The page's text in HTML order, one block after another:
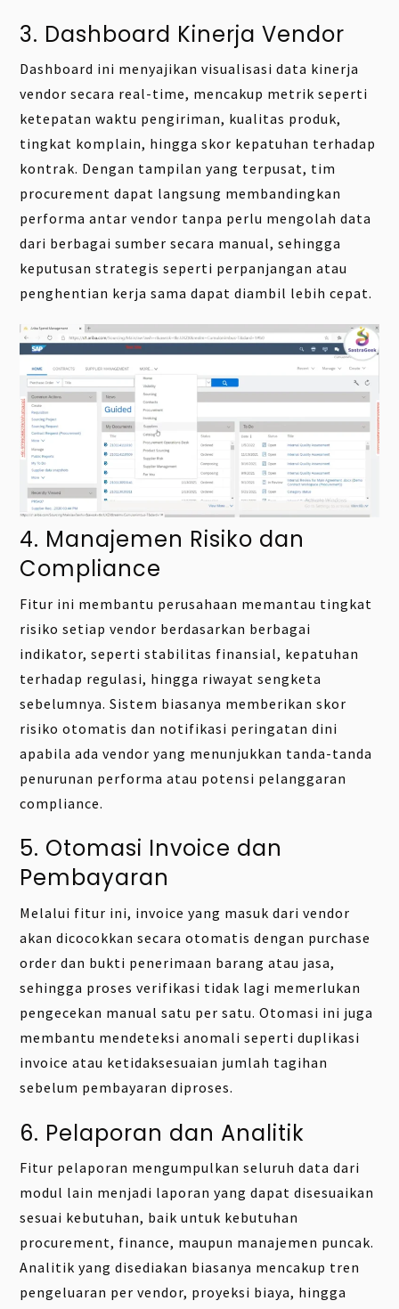
3. Dashboard Kinerja Vendor
Dashboard ini menyajikan visualisasi data kinerja
vendor secara real-time, mencakup metrik seperti
ketepatan waktu pengiriman, kualitas produk,
tingkat komplain, hingga skor kepatuhan terhadap
kontrak. Dengan tampilan yang terpusat, tim
procurement dapat langsung membandingkan
performa antar vendor tanpa perlu mengolah data
dari berbagai sumber secara manual, sehingga
keputusan strategis seperti perpanjangan atau
penghentian kerja sama dapat diambil lebih cepat.
4. Manajemen Risiko dan
Compliance
Fitur ini membantu perusahaan memantau tingkat
risiko setiap vendor berdasarkan berbagai
indikator, seperti stabilitas finansial, kepatuhan
terhadap regulasi, hingga riwayat sengketa
sebelumnya. Sistem biasanya memberikan skor
risiko otomatis dan notifikasi peringatan dini
apabila ada vendor yang menunjukkan tanda-tanda
penurunan performa atau potensi pelanggaran
compliance.
5. Otomasi Invoice dan
Pembayaran
Melalui fitur ini, invoice yang masuk dari vendor
akan dicocokkan secara otomatis dengan purchase
order dan bukti penerimaan barang atau jasa,
sehingga proses verifikasi tidak lagi memerlukan
pengecekan manual satu per satu. Otomasi ini juga
membantu mendeteksi anomali seperti duplikasi
invoice atau ketidaksesuaian jumlah tagihan
sebelum pembayaran diproses.
6. Pelaporan dan Analitik
Fitur pelaporan mengumpulkan seluruh data dari
modul lain menjadi laporan yang dapat disesuaikan
sesuai kebutuhan, baik untuk kebutuhan
procurement, finance, maupun manajemen puncak.
Analitik yang disediakan biasanya mencakup tren
pengeluaran per vendor, proyeksi biaya, hingga